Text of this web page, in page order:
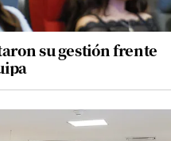
su gestión frente